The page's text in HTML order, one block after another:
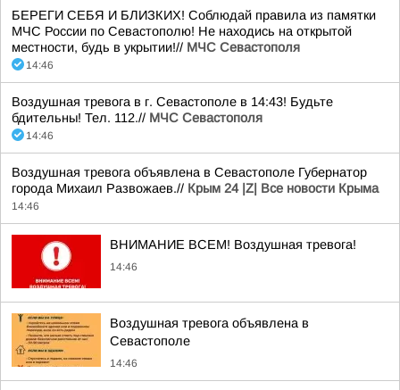
БЕРЕГИ СЕБЯ И БЛИЗКИХ! Соблюдай правила из памятки
МЧС России по Севастополю! Не находись на открытой
местности, будь в укрытии!// МЧС Севастополя
14:46
Воздушная тревога в г. Севастополе в 14:43! Будьте
бдительны! Тел. 112.// МЧС Севастополя
14:46
Воздушная тревога объявлена в Севастополе Губернатор
города Михаил Развожаев.// Крым 24 |Z| Все новости Крыма
14:46
ВНИМАНИЕ ВСЕМ! Воздушная тревога!
14:46
Воздушная тревога объявлена в
Севастополе
14:46